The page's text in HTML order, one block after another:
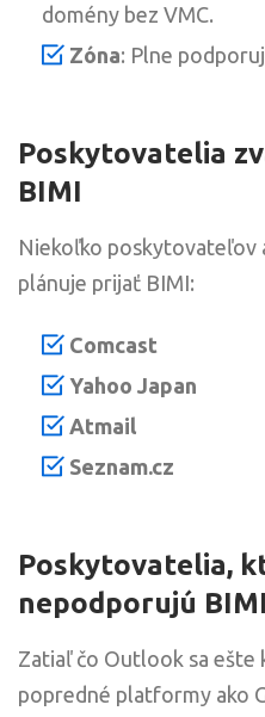
domény bez VMC.
Zóna: Plne
Poskytovatelia
BIMI
Niekoľko poskytovateľov
plánuje prijať BIMI:
Comcast
Yahoo Japan
Atmail
Seznam.cz
Poskytovatelia,
nepodporujú BIMI
Zatiaľ čo Outlook sa ešte
popredné platformy ako